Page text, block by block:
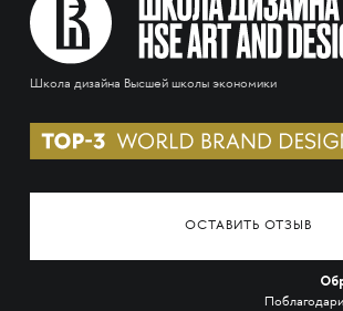
Школа дизайна Высшей школы экономики
ОСТАВИТЬ ОТЗЫВ